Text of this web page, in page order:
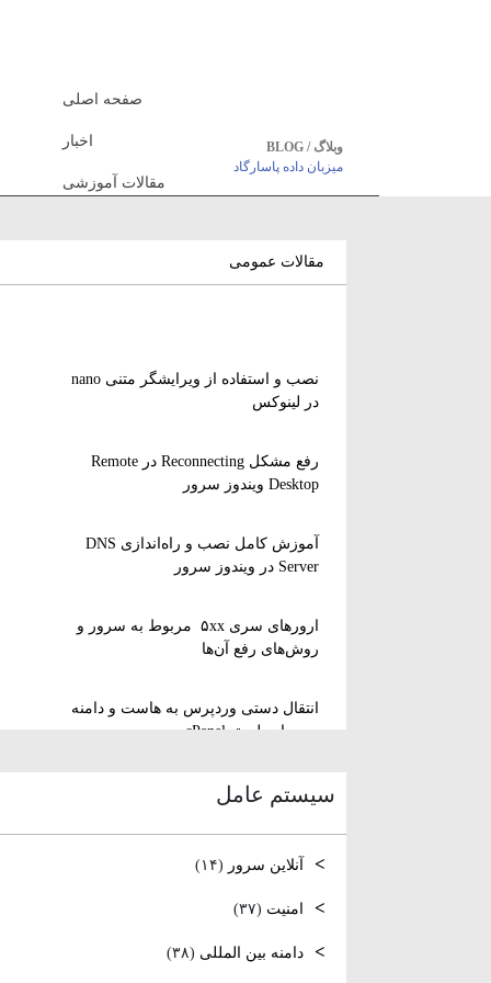
وبلاگ / BLOG
میزبان داده پاسارگاد
صفحه اصلی
اخبار
مقالات آموزشی
مقالات عمومی
نصب و استفاده از ویرایشگر متنی nano
در لینوکس
رفع مشکل Reconnecting در Remote
Desktop ویندوز سرور
آموزش کامل نصب و راه‌اندازی DNS
Server در ویندوز سرور
ارورهای سری ۵xx مربوط به سرور و
روش‌های رفع آن‌ها
انتقال دستی وردپرس به هاست و دامنه
جدید از طریق cPanel
سیستم عامل
آنلاین سرور (۱۴)
امنیت (۳۷)
دامنه بین المللی (۳۸)